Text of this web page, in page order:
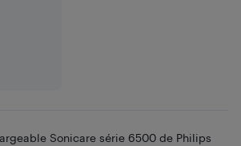
Sonicare série 6500 de Philips